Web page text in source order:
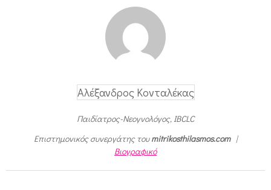
Αλέξανδρος Κονταλέκας
Παιδίατρος-Νεογνολόγος, IBCLC
Επιστημονικός συνεργάτης τουmitrikosthilasmos.com|
Βιογραφικό